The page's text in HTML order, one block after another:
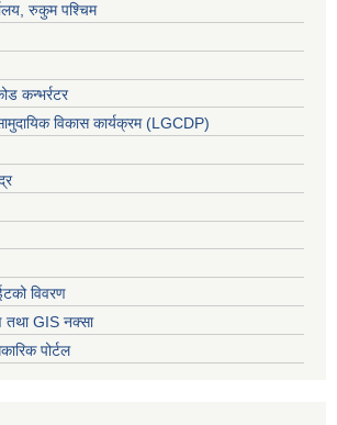
रुकुम पश्चिम
कन्भर्रटर
विकास कार्यक्रम (LGCDP)
विवरण
तथा GIS नक्सा
पोर्टल